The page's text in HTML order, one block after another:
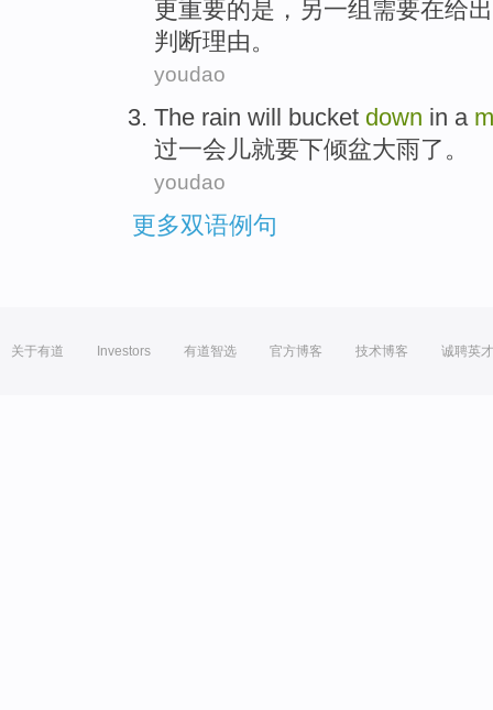
更重要的是， 另一组 需要在给出
判断理由。
youdao
The rain will bucket down in a
过一会儿就要下倾盆大雨了。
youdao
更多双语例句
关于有道 Investors 有道智选 官方博客 技术博客 诚聘英才